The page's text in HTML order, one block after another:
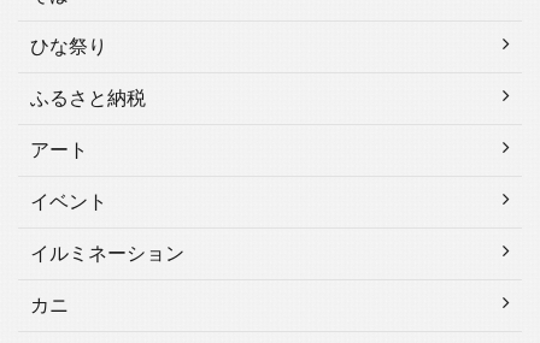
ひな祭り
ふるさと納税
アート
イベント
イルミネーション
カニ